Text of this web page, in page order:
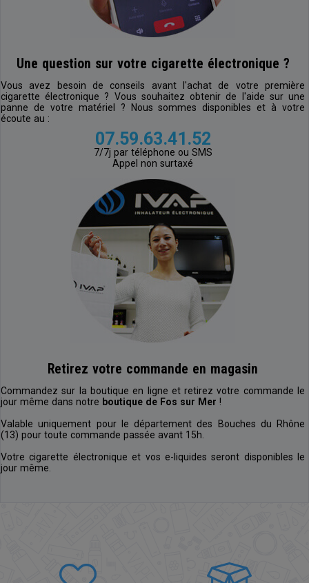
Une question sur votre cigarette électronique ?
Vous avez besoin de conseils avant l'achat de votre première
cigarette électronique ? Vous souhaitez obtenir de l'aide sur une
panne de votre matériel ? Nous sommes disponibles et à votre
écoute au :
07.59.63.41.52
7/7j par téléphone ou SMS
Appel non surtaxé
Retirez votre commande en magasin
Commandez sur la boutique en ligne et retirez votre commande le
jour même dans notre boutique de Fos sur Mer !
Valable uniquement pour le département des Bouches du Rhône
(13) pour toute commande passée avant 15h.
Votre cigarette électronique et vos e-liquides seront disponibles le
jour même.